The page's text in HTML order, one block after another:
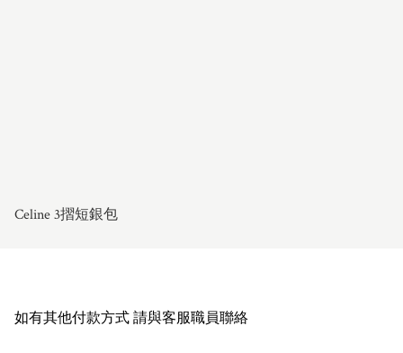
Celine 3摺短銀包
如有其他付款方式 請與客服職員聯絡